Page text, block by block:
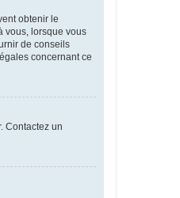
obtenir le
vous, lorsque vous
de conseils
concernant ce
Contactez un